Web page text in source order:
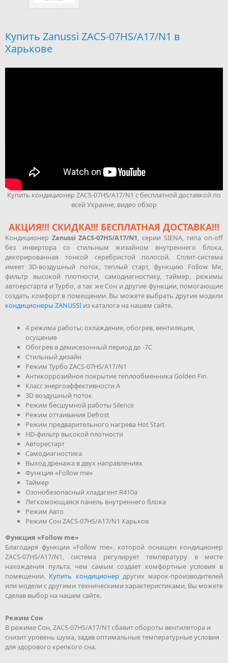
Купить Zanussi ZACS-07HS/A17/N1 в
Харькове
Купить кондиционер ZACS-07HS/A17/N1 с бесплатной доставкой по
всей Украине, видео обзор
АКЦИЯ!!! СКИДКА!!! БЕСПЛАТНАЯ ДОСТАВКА!!!
Кондиционер Zanussi ZACS-07HS/A17/N1, серии SIENA, типа on-off
без инвертора со стильным жизайном внутреннего блока,
декорированная тонкой серебристой полосой. Сплит-система
имеет 3D-воздушный поток, теплый старт, функцию Follow Me,
фильтр высокой плотности, самодиагностику, таймер, режимы
автоерстарта и Турбо, а так же Сон и другие функции, помогающие
создать комфорт в помещении. Вы можете выбрать другие модели
кондиционеры ZANUSSI из каталога на нашем сайте.
4 режима работы: охлаждение, обогрев, вентиляция,
осушение
Обогрев в демисезонный период до -7С
Стильный дизайн
Режим Турбо ZACS-07HS/A17/N1
Антикоррозийное покрытие теплообменника Golden Fin
Класс энергоэффективности А
3D воздушный поток
Режим бесшумной работы Silence
Режим оттаивания Defrost
Режим предварительного нагрева Hot Start
HD-фильтр высокой плотности
Авторестарт
Самодиагностика
Выход дренажа в двух направлениях
Функция «Follow me»
Таймер
Озонобезопасный хладагент R410a
Легкомоющаяся панель внутреннего блока
Режим Авто
Режим Сон ZACS-07HS/A17/N1 Харьков
Функция «Follow me»
Благодаря функции «Follow me», которой оснащен кондиционер
ZACS-07HS/A17/N1, система регулирует температуру в месте
нахождения пульта, чем самым создает комфортные условия в
помещении. Купить кондиционердругих марок-производителей
или модели с другими техническими характеристиками, Вы можете
сделав выбор на нашем сайте.
Режим Сон
В режиме Сон, ZACS-07HS/A17/N1 сбавит обороты вентилятора и
снизит уровень шума, задав оптимальные температурные условия
для здорового крепкого сна.